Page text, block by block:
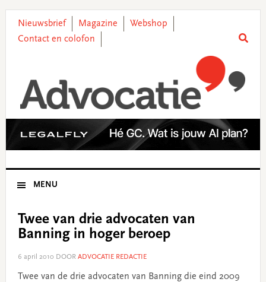
primary
main
primary
footer
Nieuwsbrief Magazine
Webshop
Contact en colofon
MENU
Twee van drie advocaten van
Banning in hoger beroep
6 april 2010 DOOR ADVOCATIE REDACTIE
Twee van de drie advocaten van Banning die eind 2009